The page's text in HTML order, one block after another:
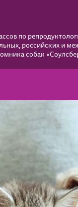
по
российских и
собак